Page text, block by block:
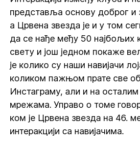
представља основу доброг и
а Црвена звезда је и у том
да се нађе међу 50 најбољих
свету и још једном покаже
је колико су наши навијачи
коликом пажњом прате све
Инстаграму, али и на
мрежама. Управо о томе
ком је Црвена звезда на 46.
интеракцији са навијачима.